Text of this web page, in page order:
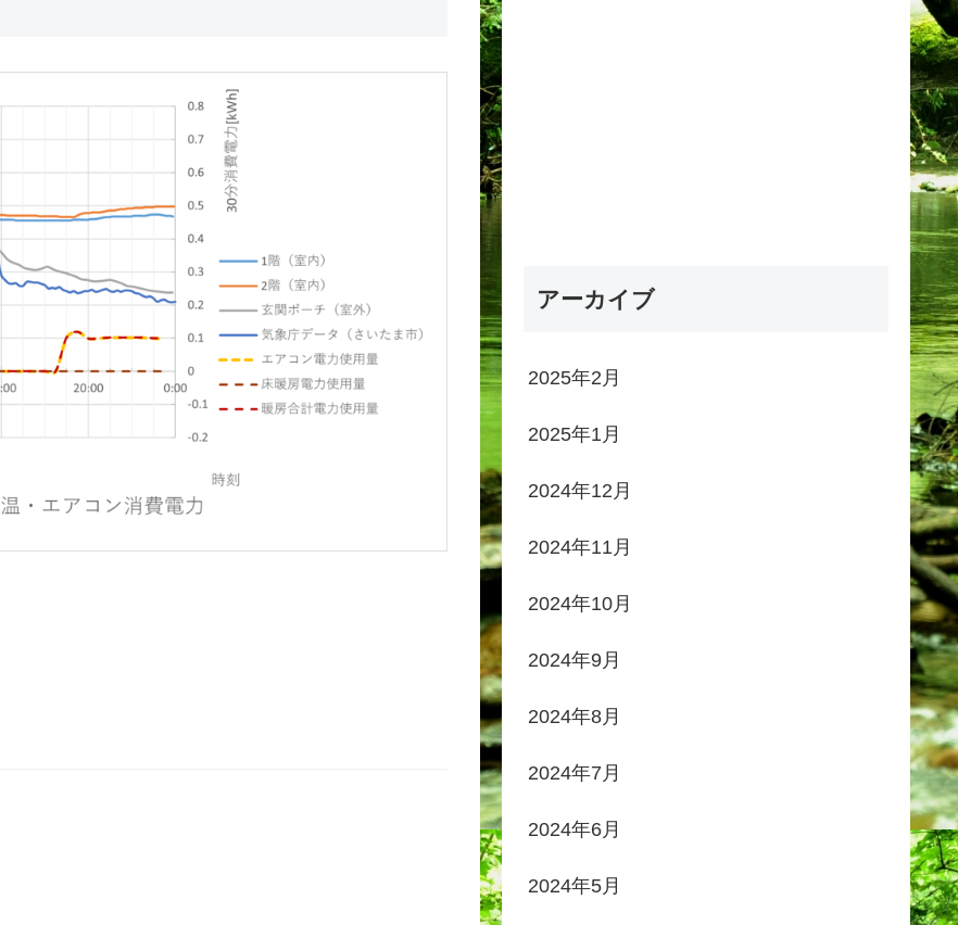
アーカイブ
2025年2月
2025年1月
2024年12月
2024年11月
2024年10月
2024年9月
2024年8月
2024年7月
2024年6月
2024年5月